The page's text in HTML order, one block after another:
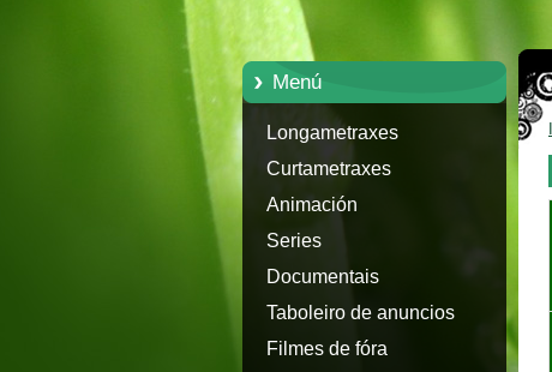
Menú
Longametraxes
Curtametraxes
Animación
Series
Documentais
Taboleiro de anuncios
Filmes de fóra